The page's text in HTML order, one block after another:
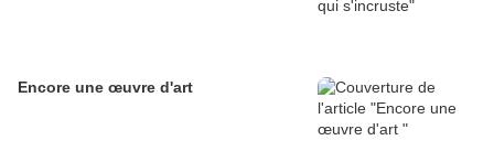
Encore une œuvre d'art